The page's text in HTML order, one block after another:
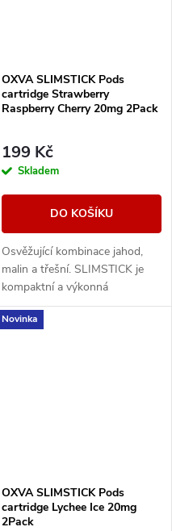
OXVA SLIMSTICK Pods
cartridge Strawberry
Raspberry Cherry 20mg 2Pack
199 Kč
Skladem
DO KOŠÍKU
Osvěžující kombinace jahod,
malin a třešní. SLIMSTICK je
kompaktní a výkonná
elektronická cigareta s
předplněnou cartridgí o objemu
Novinka
OXVA SLIMSTICK Pods
cartridge Lychee Ice 20mg
2Pack